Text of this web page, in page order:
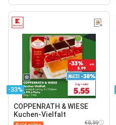
-33%
COPPENRATH & WIESE
Kuchen-Vielfalt
€8,99